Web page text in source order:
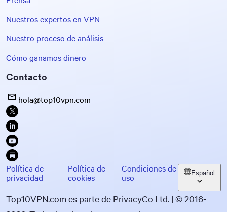
Nuestros expertos en VPN
Nuestro proceso de análisis
Cómo ganamos dinero
Contacto
hola@top10vpn.com
Política de
privacidad
Política de
cookies
Condiciones de
uso
Español
Top10VPN.com es parte de PrivacyCo Ltd. | © 2016-